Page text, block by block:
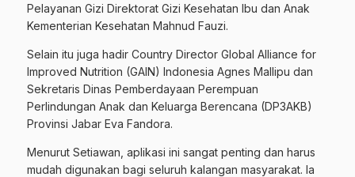
Pelayanan Gizi Direktorat Gizi Kesehatan Ibu dan Anak
Kementerian Kesehatan Mahnud Fauzi.
Selain itu juga hadir Country Director Global Alliance for
Improved Nutrition (GAIN) Indonesia Agnes Mallipu dan
Sekretaris Dinas Pemberdayaan Perempuan
Perlindungan Anak dan Keluarga Berencana (DP3AKB)
Provinsi Jabar Eva Fandora.
Menurut Setiawan, aplikasi ini sangat penting dan harus
mudah digunakan bagi seluruh kalangan masyarakat. Ia